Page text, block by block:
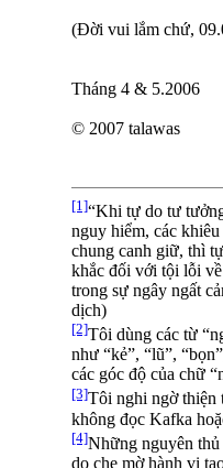
(Đời vui lắm chứ,
Tháng 4 & 5.2006
© 2007 talawas
[1]“Khi tự do tư
nguy hiểm, các
chung canh giữ, thì
khắc đối với tội lỗi
trong sự ngây ngất
dịch)
[2]Tôi dùng các từ
như “kẻ”, “lũ”,
các góc độ của chữ
[3]Tôi nghi ngờ thiện
không đọc Kafka
[4]Những nguyên
do che mờ hành vi